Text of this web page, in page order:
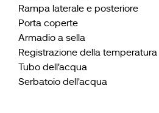
Rampa laterale e posteriore
Porta coperte
Armadio a sella
Registrazione della temperatura
Tubo dell'acqua
Serbatoio dell'acqua